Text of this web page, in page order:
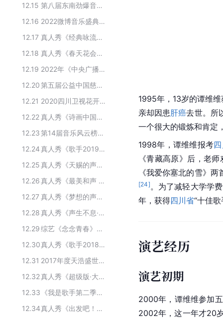
12.15
第八届东南劲爆音乐榜颁奖盛典入围歌手名单
12.16
2022微博音乐盛典获奖名单
12.17
真人秀《经典咏流传 第一季》的主要嘉宾
12.18
真人秀《春天花会开》主要演员
12.19
2022年《中央广播电视总台中秋晚会》主要演员
12.20
第五届公益中国慈善节社会责任明星候选名单
12.21
2020四川卫视花开天下新年演唱会主要嘉宾
12.22
真人秀《诗画中国》的主要演员
12.23
第14届音乐风云榜颁奖盛典获奖者
12.24
真人秀《歌手2019》主要演员
12.25
真人秀《天赐的声音 第六季》的参演人员
12.26
真人秀《最美和声 第三季》主要演员
12.27
真人秀《梦想的声音 第二季》主要演员
12.28
真人秀《声生不息·家年华》的主要嘉宾
12.29
综艺《念念青春》主要的参演人员
12.30
真人秀《歌手2018》参演嘉宾
12.31
2017年度天浩盛世新年宴会出席的人物
12.32
真人秀《超级版·大事发声》主要演员
12.33
《我是歌手第二季》参演嘉宾
12.34
真人秀《出发吧！从T-HOUSE开始》的主要嘉宾
1995年，13岁的谭维
亲却因患 肝癌去世。所
一个很大的锻炼和肯定
1998年，谭维维报考
《青藏高原》后，老
《我爱你塞北的雪》
[24] 。为了减轻大学学
年，获得四川省“十佳
演艺经历
演艺初期
2000年，谭维维参加
2002年，这一年才20